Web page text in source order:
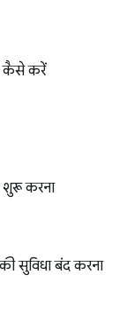
कैसे करें
शुरू करना
सुविधा बंद करना